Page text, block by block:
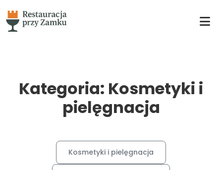
Kategoria: Kosmetyki i
pielęgnacja
Kosmetyki i pielęgnacja